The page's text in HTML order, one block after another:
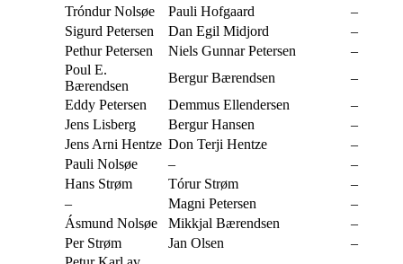
Tróndur Nolsøe
Pauli Hofgaard
–
Sigurd Petersen
Dan Egil Midjord
–
Pethur Petersen
Niels Gunnar Petersen
–
Poul E.
Bærendsen
Bergur Bærendsen
–
Eddy Petersen
Demmus Ellendersen
–
Jens Lisberg
Bergur Hansen
–
Jens Arni Hentze Don Terji Hentze
–
Pauli Nolsøe
–
–
Hans Strøm
Tórur Strøm
–
–
Magni Petersen
–
Ásmund Nolsøe
Mikkjal Bærendsen
–
Per Strøm
Jan Olsen
–